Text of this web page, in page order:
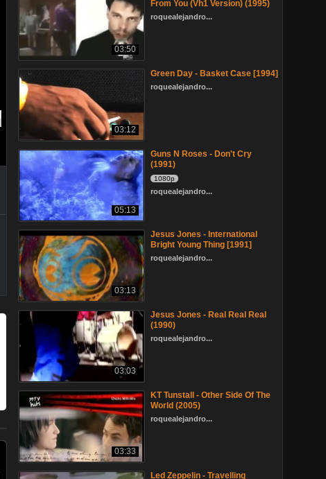
03:50
From You (Vh1 Version) (1995)
roquealejandro...
03:12
Green Day - Basket Case [1994]
roquealejandro...
05:13
Guns N Roses - Don't Cry
(1991)
1080p
roquealejandro...
03:13
Jesus Jones - International
Bright Young Thing [1991]
roquealejandro...
03:03
Jesus Jones - Real Real Real
(1990)
roquealejandro...
03:33
KT Tunstall - Other Side Of The
World (2005)
roquealejandro...
Led Zeppelin - Travelling